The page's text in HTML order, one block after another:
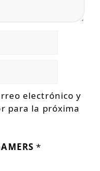
electrónico y
para la próxima
*